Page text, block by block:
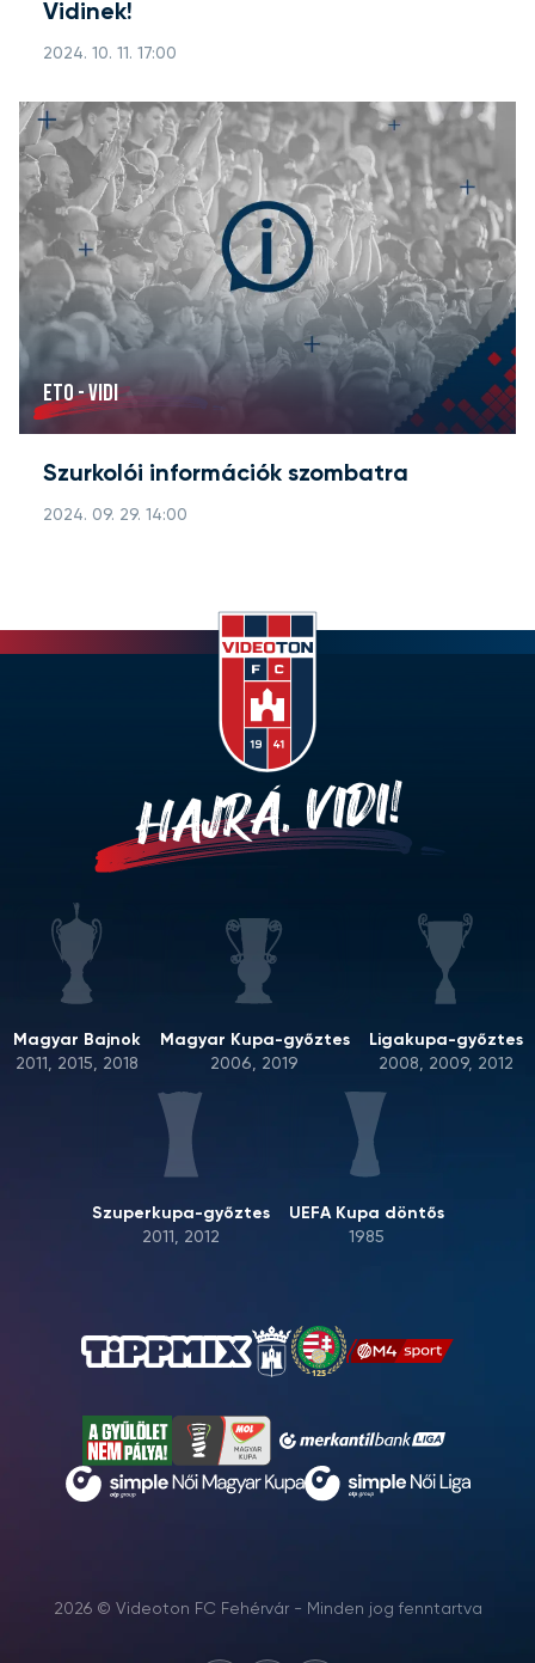
Vidinek!
2024. 10. 11. 17:00
ETO - VIDI
Szurkolói információk szombatra
2024. 09. 29. 14:00
HAJRÁ, VIDI!
Magyar Bajnok
2011, 2015, 2018
Magyar Kupa-győztes
2006, 2019
Ligakupa-győztes
2008, 2009, 2012
Szuperkupa-győztes
2011, 2012
UEFA Kupa döntős
1985
2026 © Videoton FC Fehérvár - Minden jog fenntartva